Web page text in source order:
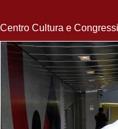
Centro Cultura e Congressi